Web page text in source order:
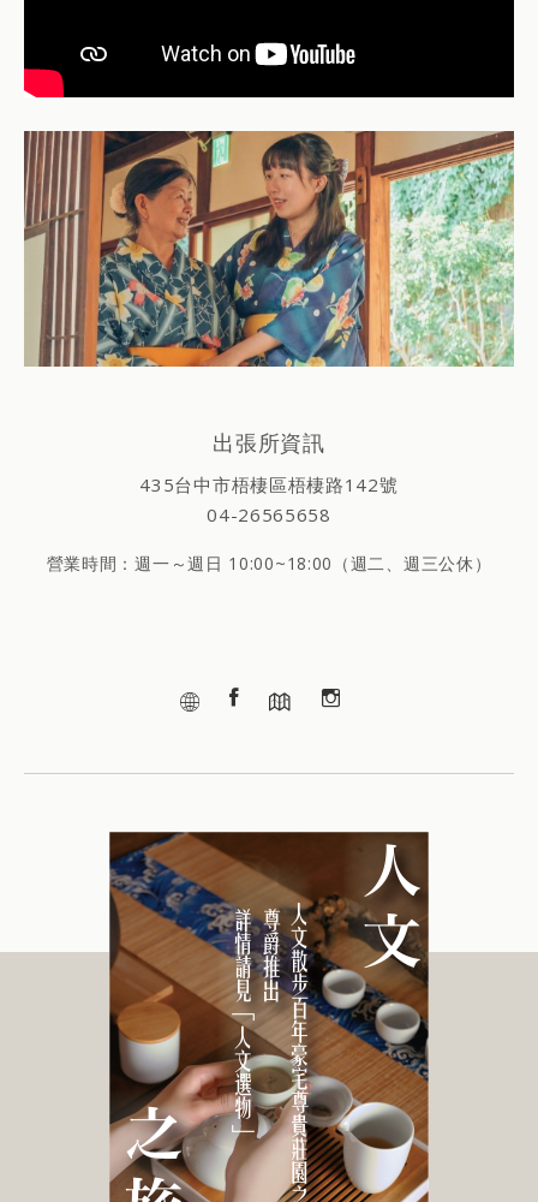
出張所資訊
435台中市梧棲區梧棲路142號
04-26565658
營業時間：週一～週日 10:00~18:00（週二、週三公休）